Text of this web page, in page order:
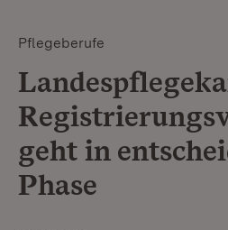
Pflegeberufe
geht in
Phase